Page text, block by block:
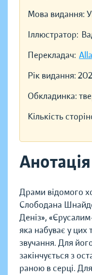
Мова видання:
Іллюстратор:
Перекладач:
Рік видання:
Обкладинка:
Кількість
Анотація
Драми відомого
Слободана
Деніз»,
яка набуває у цих
звучання. Для
закінчується з
раною в серці.